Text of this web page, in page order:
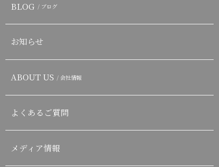
BLOG / ブログ
お知らせ
ABOUT US / 会社情報
よくあるご質問
メディア情報